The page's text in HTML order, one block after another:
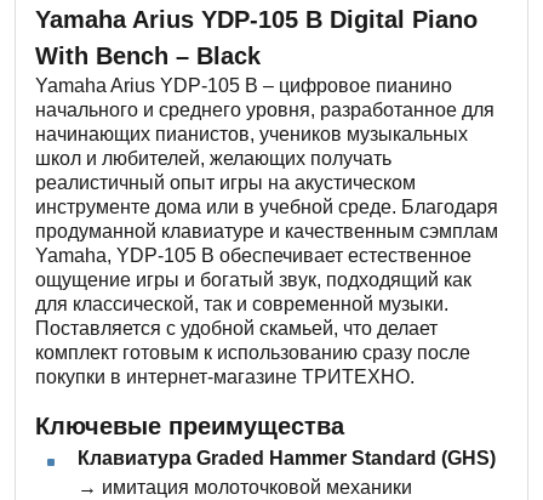
Yamaha Arius YDP-105 B Digital Piano
With Bench – Black
Yamaha Arius YDP-105 B – цифровое пианино
начального и среднего уровня, разработанное для
начинающих пианистов, учеников музыкальных
школ и любителей, желающих получать
реалистичный опыт игры на акустическом
инструменте дома или в учебной среде. Благодаря
продуманной клавиатуре и качественным сэмплам
Yamaha, YDP-105 B обеспечивает естественное
ощущение игры и богатый звук, подходящий как
для классической, так и современной музыки.
Поставляется с удобной скамьей, что делает
комплект готовым к использованию сразу после
покупки в интернет-магазине ТРИТЕХНО.
Ключевые преимущества
Клавиатура Graded Hammer Standard (GHS)
→ имитация молоточковой механики